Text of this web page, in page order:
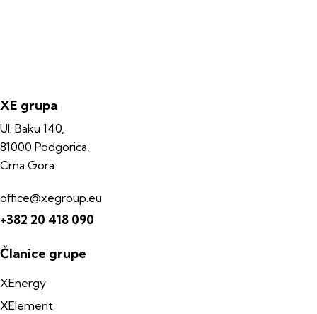
XE grupa
Ul. Baku 140,
81000 Podgorica,
Crna Gora
office@xegroup.eu
+382 20 418 090
Članice grupe
XEnergy
XElement